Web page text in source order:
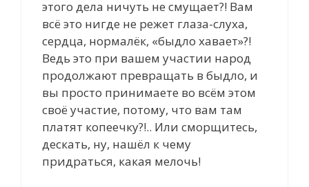
этого дела ничуть не смущает?! Вам
всё это нигде не режет глаза-слуха,
сердца, нормалёк, «быдло хавает»?!
Ведь это при вашем участии народ
продолжают превращать в быдло, и
вы просто принимаете во всём этом
своё участие, потому, что вам там
платят копеечку?!.. Или сморщитесь,
дескать, ну, нашёл к чему
придраться, какая мелочь!